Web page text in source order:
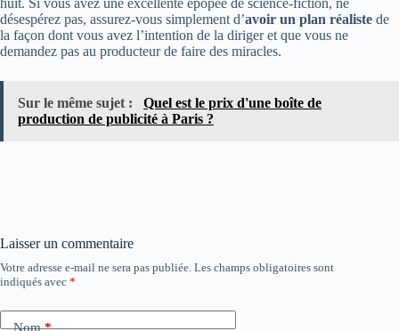
huit. Si vous avez une excellente épopée de science-fiction, ne
désespérez pas, assurez-vous simplement d’avoir un plan réaliste de
la façon dont vous avez l’intention de la diriger et que vous ne
demandez pas au producteur de faire des miracles.
Sur le même sujet :
Quel est le prix d'une boîte de
production de publicité à Paris ?
Laisser un commentaire
Votre adresse e-mail ne sera pas publiée. Les champs obligatoires sont
indiqués avec *
Nom*